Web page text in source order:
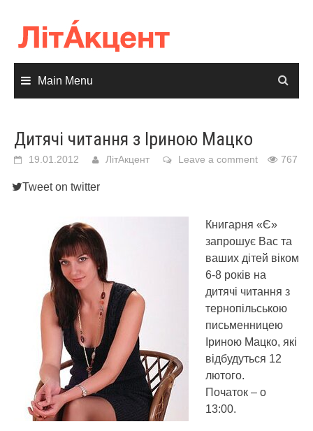
content
Main Menu
Дитячі читання з Іриною Мацко
19.01.2012 ЛітАкцент Leave a comment 767
Tweet on twitter
Книгарня «Є»
запрошує Вас та
ваших дітей віком
6-8 років на
дитячі читання з
тернопільською
письменницею
Іриною Мацко, які
відбудуться 12
лютого.
Початок – о
13:00.